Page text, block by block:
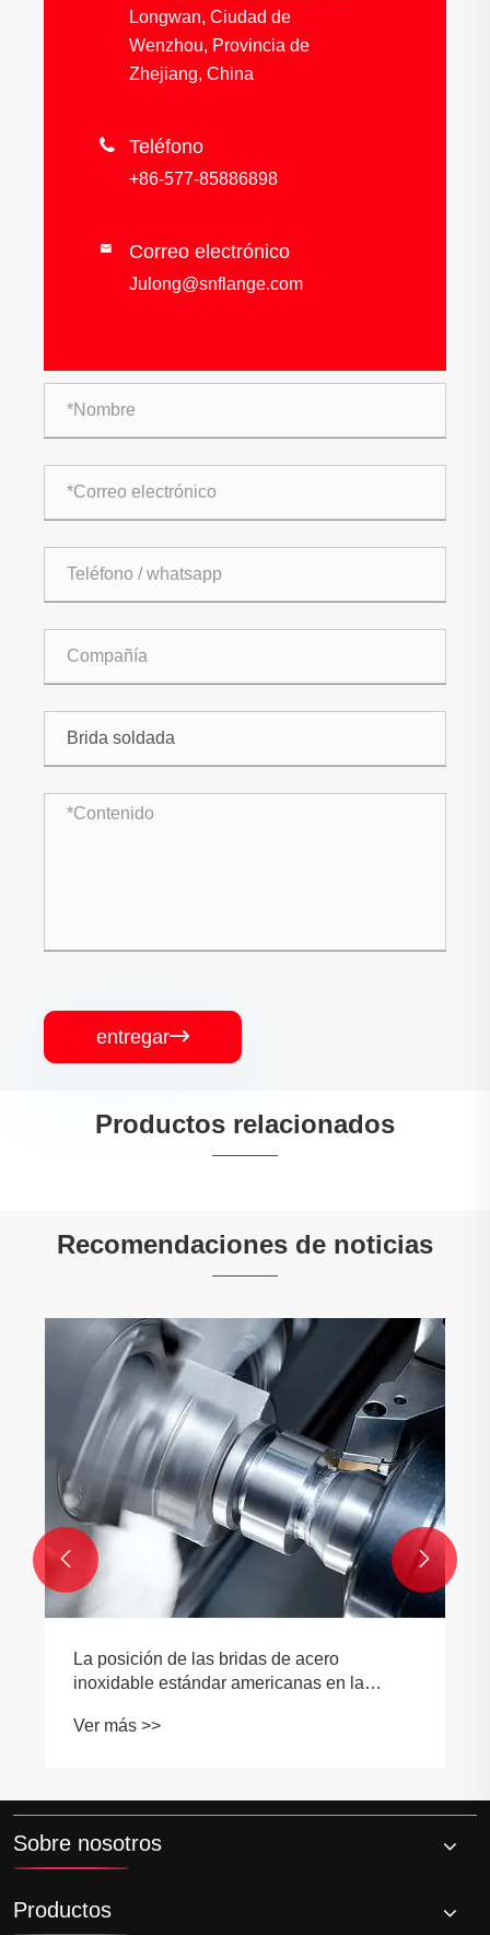
Longwan, Ciudad de
Wenzhou, Provincia de
Zhejiang, China
 Teléfono
+86-577-85886898
 Correo electrónico
Julong@snflange.com
entregar
Productos relacionados
Recomendaciones de noticias
¿Cuáles son las ventajas de la lámina
tubular de aleación de cobre?
Ver más >>
 
Sobre nosotros
Productos